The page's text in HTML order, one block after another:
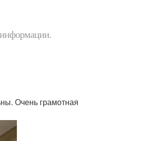
информации.
Очень грамотная